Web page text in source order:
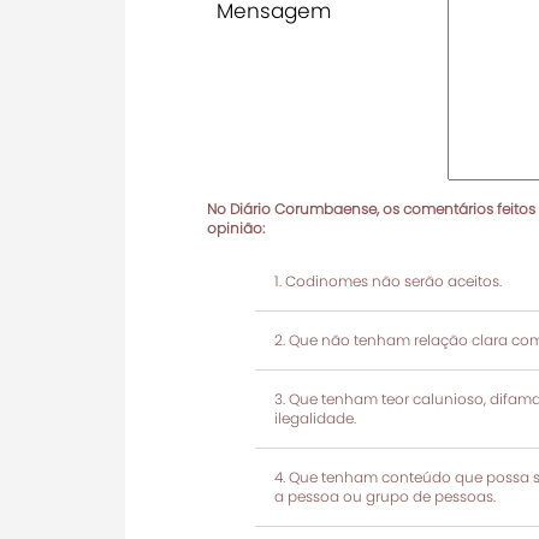
Mensagem
No Diário Corumbaense, os comentários
opinião:
Codinomes não serão aceitos.
Que não tenham relação clara
Que tenham teor calunioso,
ilegalidade.
Que tenham conteúdo que possa
a pessoa ou grupo de pessoas.